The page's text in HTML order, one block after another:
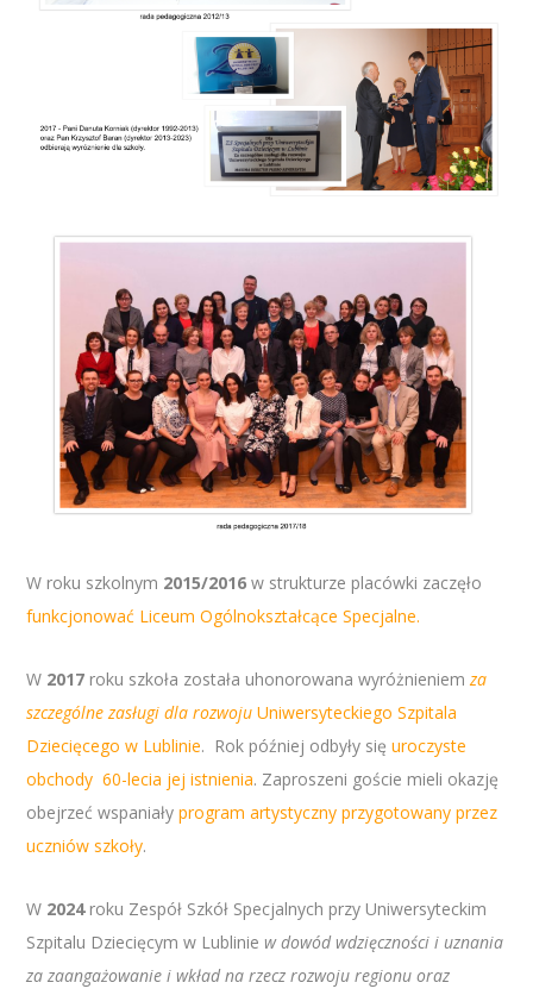
W roku szkolnym 2015/2016 w strukturze placówki zaczęło
funkcjonować Liceum Ogólnokształcące Specjalne.
W 2017 roku szkoła została uhonorowana wyróżnieniemza
szczególne zasługi dla rozwoju Uniwersyteckiego Szpitala
Dziecięcego w Lublinie. Rok później odbyły sięuroczyste
obchody 60-lecia jej istnienia. Zaproszeni goście mieli okazję
obejrzeć wspaniałyprogram artystyczny przygotowany przez
uczniów szkoły.
W 2024roku Zespół Szkół Specjalnych przy Uniwersyteckim
Szpitalu Dziecięcym w Lublinie w dowód wdzięczności i uznania
za zaangażowanie i wkład na rzecz rozwoju regionu oraz